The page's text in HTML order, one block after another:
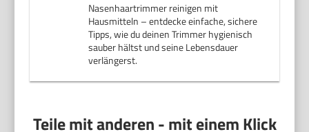
Nasenhaartrimmer reinigen mit
Hausmitteln – entdecke einfache, sichere
Tipps, wie du deinen Trimmer hygienisch
sauber hältst und seine Lebensdauer
verlängerst.